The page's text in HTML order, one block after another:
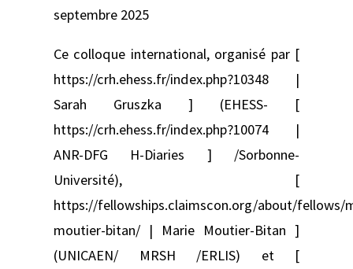
septembre 2025
Ce colloque international, organisé par [
https://crh.ehess.fr/index.php?10348 |
Sarah Gruszka ] (EHESS- [
https://crh.ehess.fr/index.php?10074 |
ANR-DFG H-Diaries ] /Sorbonne-
Université), [
https://fellowships.claimscon.org/about/fellows/
moutier-bitan/ | Marie Moutier-Bitan ]
(UNICAEN/ MRSH /ERLIS) et [